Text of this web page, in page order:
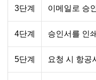
3단계 이메일로 승
4단계 승인서를 인
5단계 요청 시 항공